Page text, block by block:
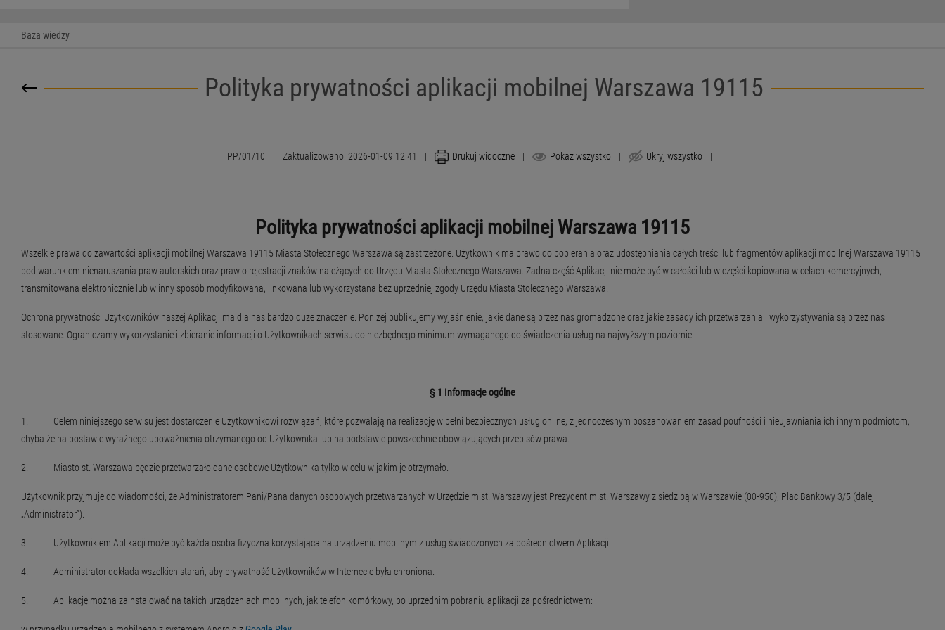
Baza wiedzy
Polityka prywatności aplikacji mobilnej Warszawa 19115
PP/01/10 | Zaktualizowano: 2026-01-09 12:41 | Drukuj widoczne | Pokaż wszystko | Ukryj wszystko |
Polityka prywatności aplikacji mobilnej Warszawa 19115
Wszelkie prawa do zawartości aplikacji mobilnej Warszawa 19115 Miasta Stołecznego Warszawa są zastrzeżone. Użytkownik ma prawo do pobierania oraz udostępniania całych treści lub fragmentów aplikacji mobilnej Warszawa 19115
pod warunkiem nienaruszania praw autorskich oraz praw o rejestracji znaków należących do Urzędu Miasta Stołecznego Warszawa. Żadna część Aplikacji nie może być w całości lub w części kopiowana w celach komercyjnych,
transmitowana elektronicznie lub w inny sposób modyfikowana, linkowana lub wykorzystana bez uprzedniej zgody Urzędu Miasta Stołecznego Warszawa.
Ochrona prywatności Użytkowników naszej Aplikacji ma dla nas bardzo duże znaczenie. Poniżej publikujemy wyjaśnienie, jakie dane są przez nas gromadzone oraz jakie zasady ich przetwarzania i wykorzystywania są przez nas
stosowane. Ograniczamy wykorzystanie i zbieranie informacji o Użytkownikach serwisu do niezbędnego minimum wymaganego do świadczenia usług na najwyższym poziomie.
§ 1 Informacje ogólne
1. Celem niniejszego serwisu jest dostarczenie Użytkownikowi rozwiązań, które pozwalają na realizację w pełni bezpiecznych usług online, z jednoczesnym poszanowaniem zasad poufności i nieujawniania ich innym podmiotom,
chyba że na postawie wyraźnego upoważnienia otrzymanego od Użytkownika lub na podstawie powszechnie obowiązujących przepisów prawa.
2. Miasto st. Warszawa będzie przetwarzało dane osobowe Użytkownika tylko w celu w jakim je otrzymało.
Użytkownik przyjmuje do wiadomości, że Administratorem Pani/Pana danych osobowych przetwarzanych w Urzędzie m.st. Warszawy jest Prezydent m.st. Warszawy z siedzibą w Warszawie (00-950), Plac Bankowy 3/5 (dalej
„Administrator”).
3. Użytkownikiem Aplikacji może być każda osoba fizyczna korzystająca na urządzeniu mobilnym z usług świadczonych za pośrednictwem Aplikacji.
4. Administrator dokłada wszelkich starań, aby prywatność Użytkowników w Internecie była chroniona.
5. Aplikację można zainstalować na takich urządzeniach mobilnych, jak telefon komórkowy, po uprzednim pobraniu aplikacji za pośrednictwem: